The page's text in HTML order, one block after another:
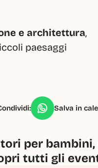
e architettura,
paesaggi
Salva in
per
tutti gli